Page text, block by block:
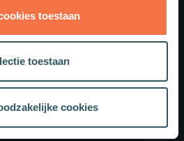
toestaan
toestaan
cookies